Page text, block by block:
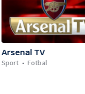
Arsenal TV
Sport
Fotbal